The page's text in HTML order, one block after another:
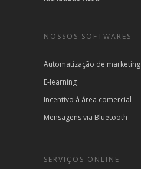
NOSSOS SOFTWARES
Automatização de marketing
E-learning
Incentivo à área comercial
Mensagens via Bluetooth
SERVIÇOS ONLINE